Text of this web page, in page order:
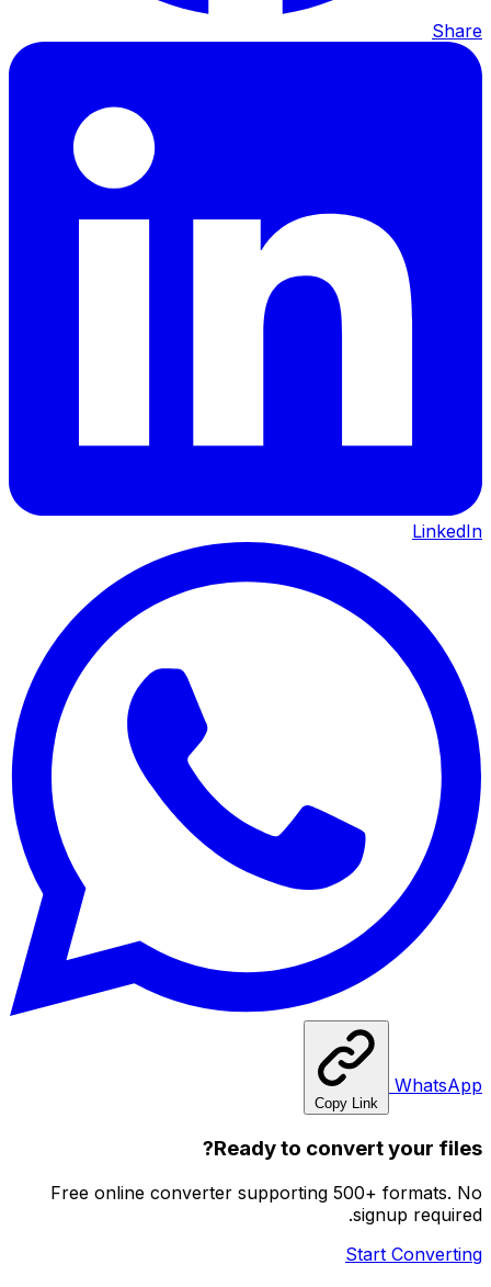
Share
LinkedIn
WhatsApp
Copy Link
Ready to convert your files?
Free online converter supporting 500+ formats. No
signup required.
Start Converting